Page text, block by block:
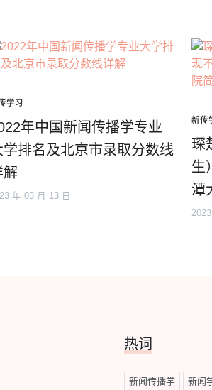
学习
年中国新闻传播学专业
学排名及北京市录取分数线
解
年 03 月 13 日
新传
琛
生
潭
热词
新闻传播学 新闻